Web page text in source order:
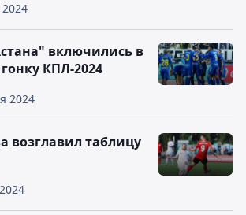
2024
включились в
КПЛ-2024
возглавил таблицу